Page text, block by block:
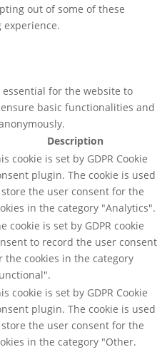
out of some of these
experience.
essential for the website to
basic functionalities and
Description
cookie is set by GDPR Cookie
plugin. The cookie is used
the user consent for the
in the category "Analytics".
cookie is set by GDPR cookie
to record the user consent
the cookies in the category
cookie is set by GDPR Cookie
plugin. The cookie is used
the user consent for the
in the category "Other.